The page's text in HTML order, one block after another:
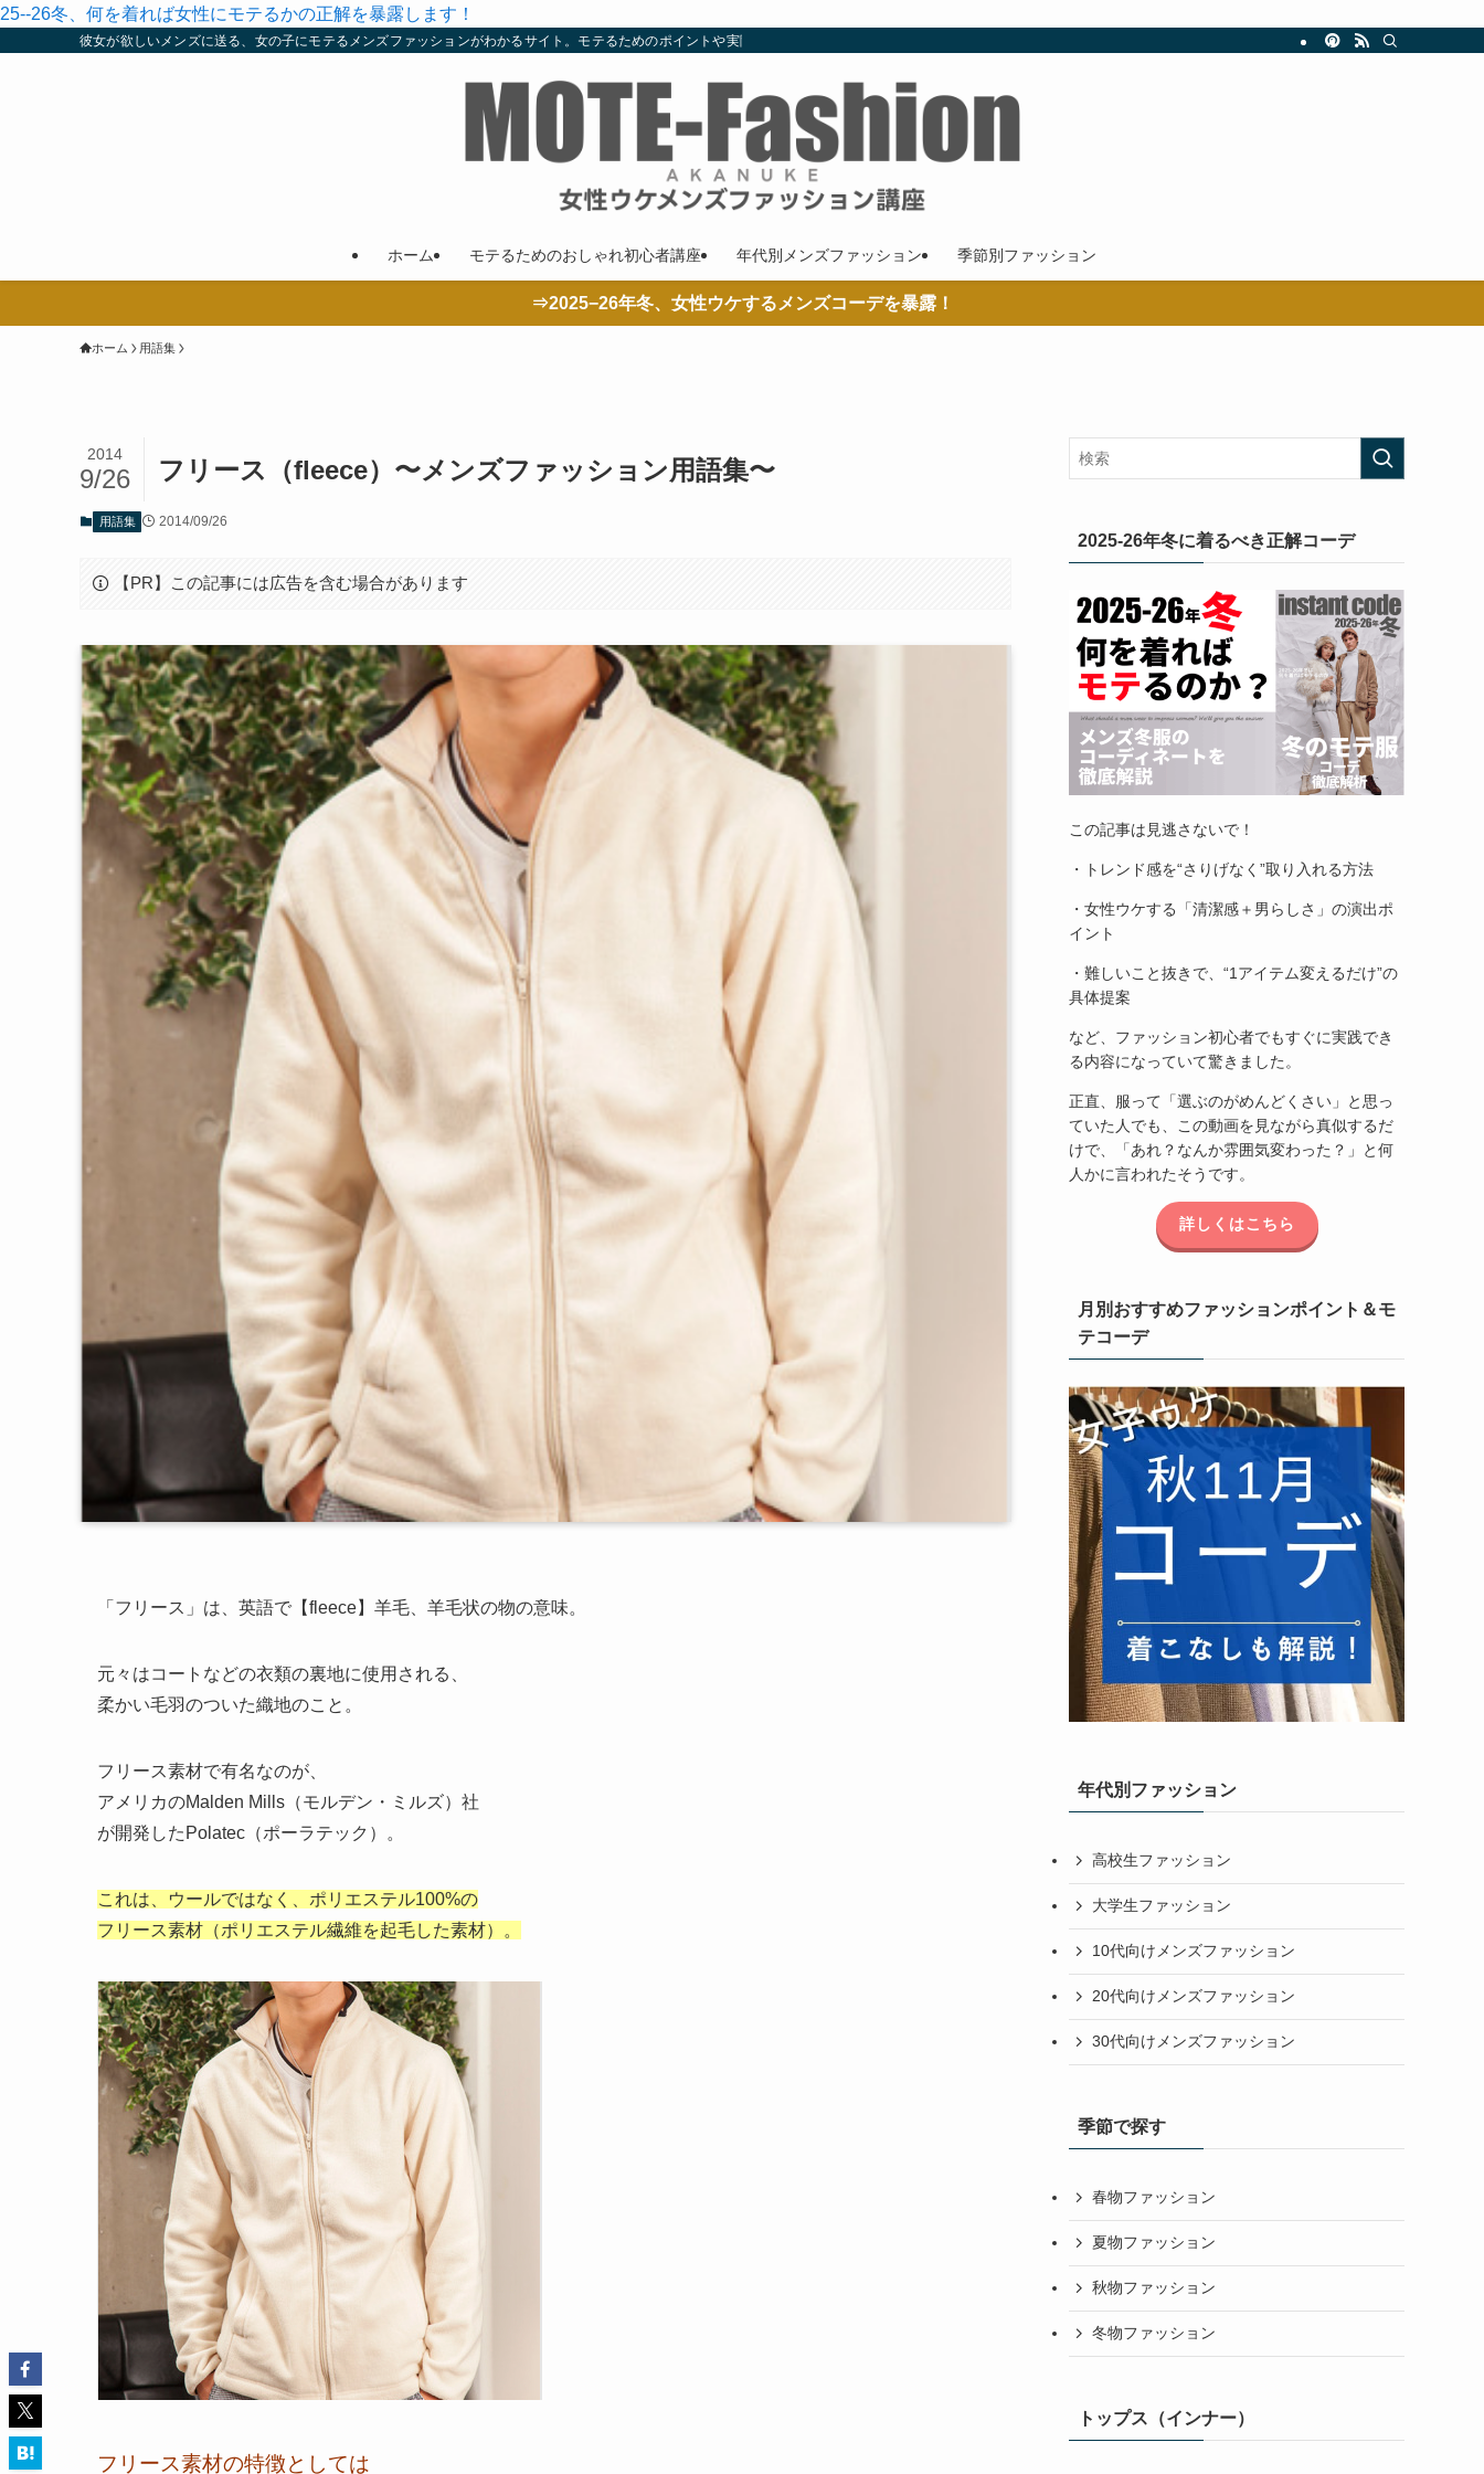
25--26冬、何を着れば女性にモテるかの正解を暴露します！
彼女が欲しいメンズに送る、女の子にモテるメンズファッションがわかるサイト。モテるためのポイントや実際の着こなし、コーデやコラムも随時更新。
ホーム モテるためのおしゃれ初心者講座 年代別メンズファッション 季節別ファッション
⇒2025−26年冬、女性ウケするメンズコーデを暴露！
ホーム 用語集
フリース（fleece）〜メンズファッション用語集〜
2014
9/26
用語集 2014/09/26
【PR】この記事には広告を含む場合があります
「フリース」は、英語で【fleece】羊毛、羊毛状の物の意味。
元々はコートなどの衣類の裏地に使用される、
柔かい毛羽のついた織地のこと。
フリース素材で有名なのが、
アメリカのMalden Mills（モルデン・ミルズ）社
が開発したPolatec（ポーラテック）。
これは、ウールではなく、ポリエステル100%の
フリース素材（ポリエステル繊維を起毛した素材）。
フリース素材の特徴としては
2025-26年冬に着るべき正解コーデ
この記事は見逃さないで！
・トレンド感を“さりげなく”取り入れる方法
・女性ウケする「清潔感＋男らしさ」の演出ポ
イント
・難しいこと抜きで、“1アイテム変えるだけ”の
具体提案
など、ファッション初心者でもすぐに実践でき
る内容になっていて驚きました。
正直、服って「選ぶのがめんどくさい」と思っ
ていた人でも、この動画を見ながら真似するだ
けで、「あれ？なんか雰囲気変わった？」と何
人かに言われたそうです。
詳しくはこちら
月別おすすめファッションポイント＆モ
テコーデ
年代別ファッション
高校生ファッション
大学生ファッション
10代向けメンズファッション
20代向けメンズファッション
30代向けメンズファッション
季節で探す
春物ファッション
夏物ファッション
秋物ファッション
冬物ファッション
トップス（インナー）